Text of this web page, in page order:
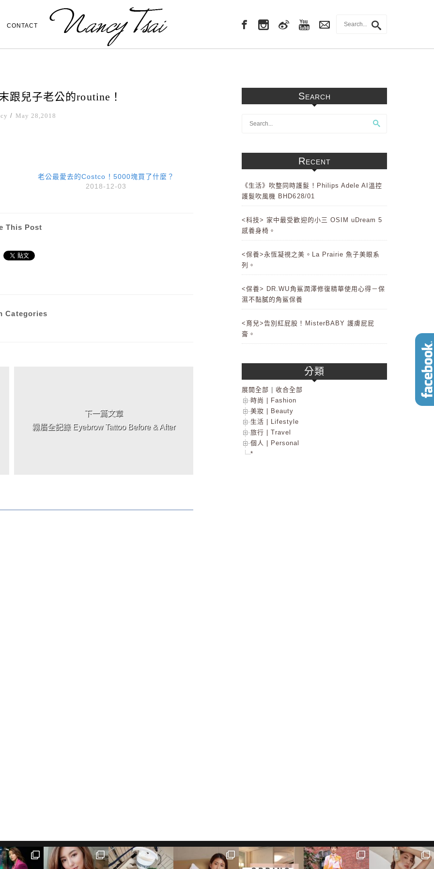
CONTACT
跟兒子老公的routine！
/ May 28,2018
老公最愛去的Costco！5000塊買了什麼？
2018-12-03
This Post
Categories
下一篇文章
霧眉全記錄 Eyebrow Tattoo Before & After
Search
Recent
《生活》吹整同時護髮！Philips Adele AI溫控
護髮吹風機 BHD628/01
<科技> 家中最受歡迎的小三 OSIM uDream 5
感養身椅。
<保養>永恆凝視之美。La Prairie 魚子美眼系
列。
<保養> DR.WU角鯊潤澤修復精華使用心得－保
濕不黏膩的角鯊保養
<育兒>告別紅屁股！MisterBABY 護膚屁屁
膏。
分類
展開全部
收合全部
時尚 | Fashion
美妝 | Beauty
生活 | Lifestyle
旅行 | Travel
個人 | Personal
*